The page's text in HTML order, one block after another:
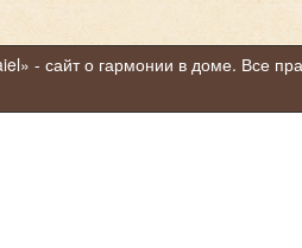
- сайт о гармонии в доме. Все